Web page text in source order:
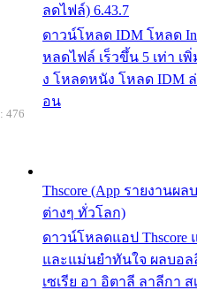
ลดไฟล์) 6.43.7
ดาวน์โหลด IDM โหลด
หลดไฟล์ เร็วขึ้น 5 เท่า เ
ง โหลดหนัง โหลด IDM
อน
Thscore (App รายงาน
ต่างๆ ทั่วโลก)
ดาวน์โหลดแอป Thscore
และแม่นยำทันใจ ผลบอล
เซเรีย อา อิตาลี ลาลีกา
476